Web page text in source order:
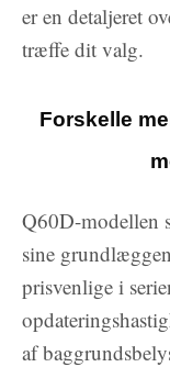
er en detaljeret
træffe dit valg.
Forskelle
Q60D-modellen
sine
prisvenlige i
af